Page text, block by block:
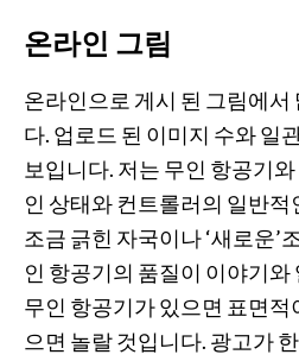
온라인 그림
온라인으로 게시 된 그림에서
다. 업로드 된 이미지 수와 일
보입니다. 저는 무인 항공기
인 상태와 컨트롤러의 일반
조금 긁힌 자국이나 ‘새로운’
인 항공기의 품질이 이야기와
무인 항공기가 있으면 표면적
으면 놀랄 것입니다. 광고가